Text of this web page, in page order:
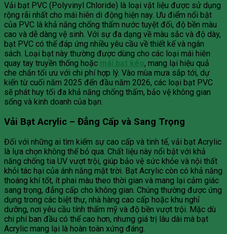
Vải bạt PVC (Polyvinyl Chloride) là loại vật liệu được sử dụng
rộng rãi nhất cho mái hiên di động hiện nay. Ưu điểm nổi bật
của PVC là khả năng chống thấm nước tuyệt đối, độ bền màu
cao và dễ dàng vệ sinh. Với sự đa dạng về màu sắc và độ dày,
bạt PVC có thể đáp ứng nhiều yêu cầu về thiết kế và ngân
sách. Loại bạt này thường được dùng cho các loại mái hiên
quay tay truyền thống hoặc mái bạt kéo, mang lại hiệu quả
che chắn tối ưu với chi phí hợp lý. Vào mùa mưa sắp tới, dự
kiến từ cuối năm 2025 đến đầu năm 2026, các loại bạt PVC
sẽ phát huy tối đa khả năng chống thấm, bảo vệ không gian
sống và kinh doanh của bạn.
Vải Bạt Acrylic – Đẳng Cấp và Sang Trọng
Đối với những ai tìm kiếm sự cao cấp và tinh tế, vải bạt Acrylic
là lựa chọn không thể bỏ qua. Chất liệu này nổi bật với khả
năng chống tia UV vượt trội, giúp bảo vệ sức khỏe và nội thất
khỏi tác hại của ánh nắng mặt trời. Bạt Acrylic còn có khả năng
thoáng khí tốt, ít phai màu theo thời gian và mang lại cảm giác
sang trọng, đẳng cấp cho không gian. Chúng thường được ứng
dụng trong các biệt thự, nhà hàng cao cấp hoặc khu nghỉ
dưỡng, nơi yêu cầu tính thẩm mỹ và độ bền vượt trội. Mặc dù
chi phí ban đầu có thể cao hơn, nhưng giá trị lâu dài mà bạt
Acrylic mang lại là hoàn toàn xứng đáng.